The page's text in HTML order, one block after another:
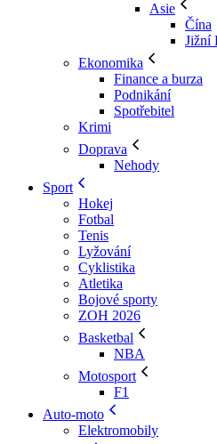
Asie
Čína
Jižní
Ekonomika
Finance a burza
Podnikání
Spotřebitel
Krimi
Doprava
Nehody
Sport
Hokej
Fotbal
Tenis
Lyžování
Cyklistika
Atletika
Bojové sporty
ZOH 2026
Basketbal
NBA
Motosport
F1
Auto-moto
Elektromobily